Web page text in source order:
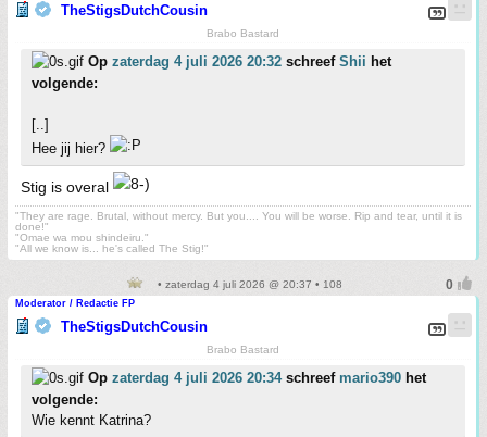
TheStigsDutchCousin
Brabo Bastard
Op zaterdag 4 juli 2026 20:32 schreef Shii het
volgende:
[..]
Hee jij hier?
Stig is overal
"They are rage. Brutal, without mercy. But you.... You will be worse. Rip and tear, until it is
done!"
"Omae wa mou shindeiru."
"All we know is... he's called The Stig!"
• zaterdag 4 juli 2026 @ 20:37 • 108
Moderator / Redactie FP
TheStigsDutchCousin
Brabo Bastard
Op zaterdag 4 juli 2026 20:34schreef mario390 het
volgende:
Wie kennt Katrina?